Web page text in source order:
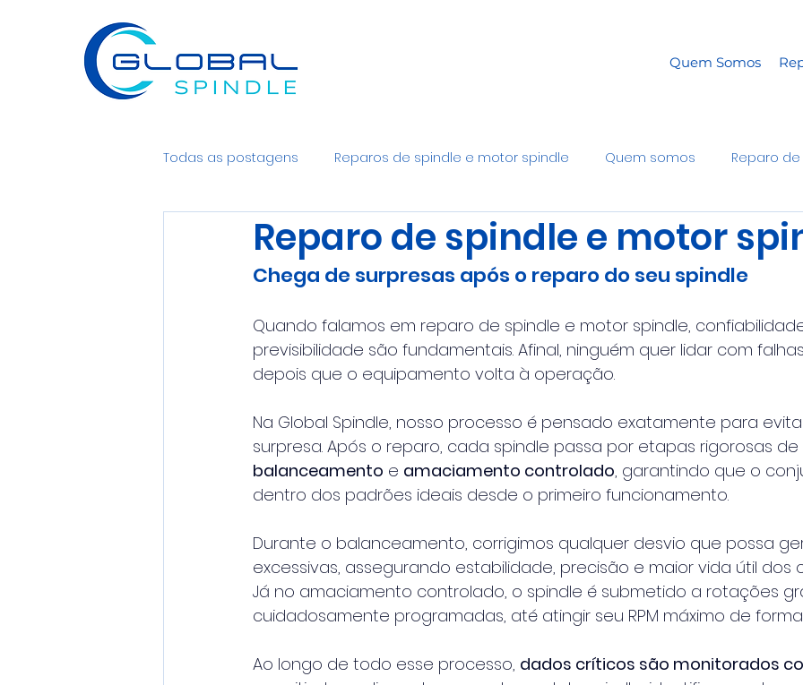
Quem Somos
Todas as postagens Reparos de spindle e motor spindle Quem somos Reparo
Spindle e motor spindle
Reparo de spindle e motor
Chega de surpresas após o reparo do seu spindle
Quando falamos em reparo de spindle e motor spindle,
previsibilidade são fundamentais. Afinal, ninguém quer lidar com
depois que o equipamento volta à operação.
Na Global Spindle, nosso processo é pensado exatamente para
surpresa. Após o reparo, cada spindle passa por etapas rigorosas de
balanceamento e amaciamento controlado, garantindo que o
dentro dos padrões ideais desde o primeiro funcionamento.
Durante o balanceamento, corrigimos qualquer desvio que possa
excessivas, assegurando estabilidade, precisão e maior vida útil dos
Já no amaciamento controlado, o spindle é submetido a rotações
cuidadosamente programadas, até atingir seu RPM máximo de
Ao longo de todo esse processo, dados críticos são monitorados